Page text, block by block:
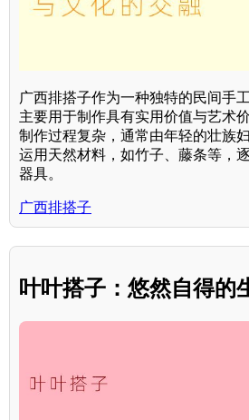
广西排搭子作为一种独特的民间手
主要用于制作具有实用价值与艺术
制作过程复杂，通常由年轻的壮族
运用天然材料，如竹子、藤条等，
器具。
广西排搭子
叶叶搭子：悠然自得的